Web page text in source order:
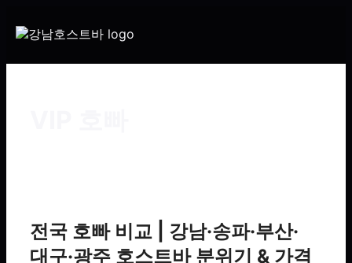
전국 호빠 비교 | 강남·송파·부산·
대구·광주 호스트바 분위기 & 가격